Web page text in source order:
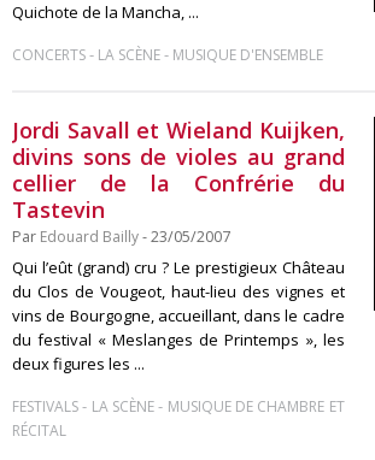
Quichote de la Mancha, ...
CONCERTS- LA SCÈNE- MUSIQUE D'ENSEMBLE
Jordi Savall et Wieland Kuijken,
divins sons de violes au grand
cellier de la Confrérie du
Tastevin
Par Edouard Bailly- 23/05/2007
Qui l’eût (grand) cru ? Le prestigieux Château
du Clos de Vougeot, haut-lieu des vignes et
vins de Bourgogne, accueillant, dans le cadre
du festival « Meslanges de Printemps », les
deux figures les ...
FESTIVALS- LA SCÈNE- MUSIQUE DE CHAMBRE ET
RÉCITAL